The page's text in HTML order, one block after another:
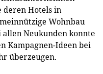
deren Hotels in
Wohnbau
Neukunden konnte
Kampagnen-Ideen bei
überzeugen.